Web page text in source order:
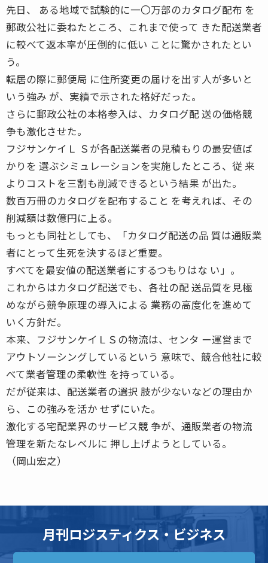
先日、 ある地域で試験的に一〇万部のカタログ配布 を
郵政公社に委ねたところ、これまで使って きた配送業者
に較べて返本率が圧倒的に低い ことに驚かされたとい
う。
転居の際に郵便局 に住所変更の届けを出す人が多いと
いう強み が、実績で示された格好だった。
さらに郵政公社の本格参入は、カタログ配 送の価格競
争も激化させた。
フジサンケイＬ Ｓが各配送業者の見積もりの最安値ば
かりを 選ぶシミュレーションを実施したところ、従 来
よりコストを三割も削減できるという結果 が出た。
数百万冊のカタログを配布すること を考えれば、その
削減額は数億円に上る。
もっとも同社としても、「カタログ配送の品 質は通販業
者にとって生死を決するほど重要。
すべてを最安値の配送業者にするつもりはな い」。
これからはカタログ配送でも、各社の配 送品質を見極
めながら競争原理の導入による 業務の高度化を進めて
いく方針だ。
本来、フジサンケイＬＳの物流は、センタ ー運営まで
アウトソーシングしているという 意味で、競合他社に較
べて業者管理の柔軟性 を持っている。
だが従来は、配送業者の選択 肢が少ないなどの理由か
ら、この強みを活か せずにいた。
激化する宅配業界のサービス競 争が、通販業者の物流
管理を新たなレベルに 押し上げようとしている。
（岡山宏之）
月刊ロジスティクス・ビジネス